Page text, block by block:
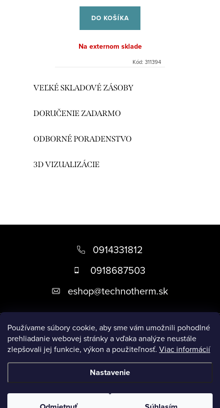
Používame súbory cookie, aby sme vám umožnili pohodlné
prehliadanie webovej stránky a vďaka analýze neustále
zlepšovali jej funkcie, výkon a použiteľnosť. Viac informácií
Nastavenie
cena:
DO KOŠÍKA
Na externom sklade
Kód: 311394
u
VEĽKÉ SKLADOVÉ ZÁSOBY
DORUČENIE ZADARMO
ODBORNÉ PORADENSTVO
3D VIZUALIZÁCIE
i
0914331812
0918687503
eshop@technotherm.sk
Informácie
Prijímame online platby
Upraviť nastavenie cookies